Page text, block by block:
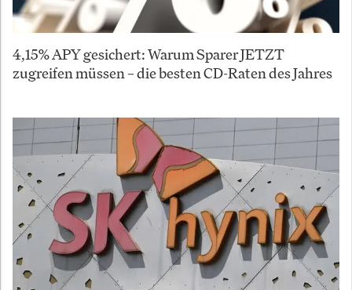
4,15% APY gesichert: Warum Sparer JETZT
zugreifen müssen – die besten CD-Raten des Jahres